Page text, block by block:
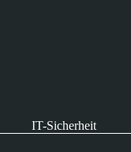
IT-Sicherheit